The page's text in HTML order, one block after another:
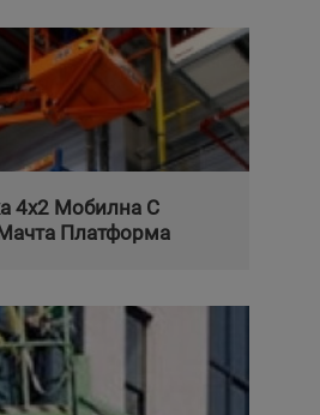
4x2 Мобилна С
Платформа